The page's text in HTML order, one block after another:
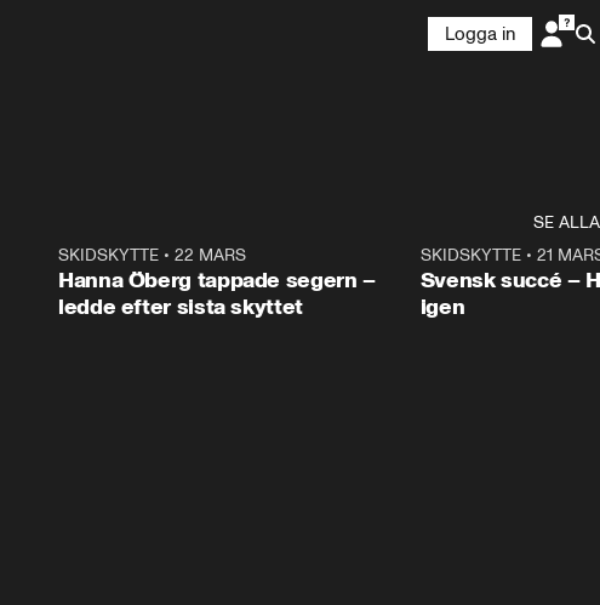
Logga in
SE ALLA
SKIDSKYTTE• 22 MARS
Hanna Öberg tappade segern –
ledde efter sista skyttet
SKIDSKYTTE• 21
Svensk succé –
igen